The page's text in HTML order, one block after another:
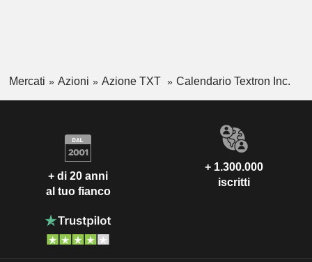
Mercati Azioni Azione TXT Calendario Textron Inc.
+ di 20 anni
al tuo fianco
+ 1.300.000
iscritti